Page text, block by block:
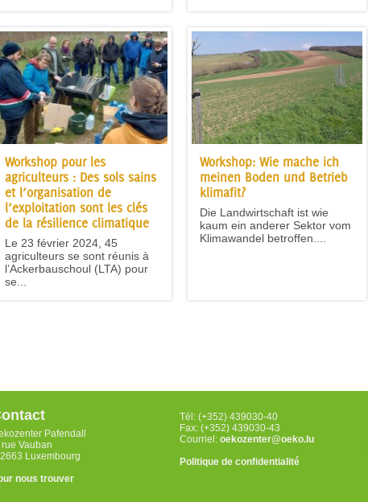
Workshop pour les
agriculteurs : Des sols sains
et l’organisation de
l’exploitation sont les clés
de la résilience climatique
Le 23 février 2024, 45
agriculteurs se sont réunis à
l’Ackerbauschoul (LTA) pour
se...
Workshop: Wie mache ich
meinen Boden und Betrieb
klimafit?
Die Landwirtschaft ist wie
kaum ein anderer Sektor vom
Klimawandel betroffen....
Pafendall
rue Vauban
Luxembourg
nous trouver
Tél: (+352) 439030-40
Fax: (+352) 439030-43
Courriel:oekozenter@oeko.lu
Politique de confidentialité